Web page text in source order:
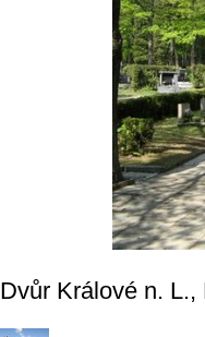
Dvůr Králové n.